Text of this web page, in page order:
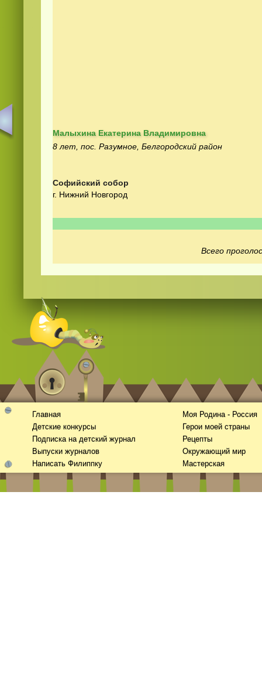
Малыхина Екатерина Владимировна
8 лет, пос. Разумное, Белгородский район
Софийский собор
г. Нижний Новгород
Всего
Главная
Детские конкурсы
Подписка на детский журнал
Выпуски журналов
Написать Филиппку
Моя Родина - Россия
Герои моей страны
Рецепты
Окружающий мир
Мастерская
Смотреть видеоhdонлайн